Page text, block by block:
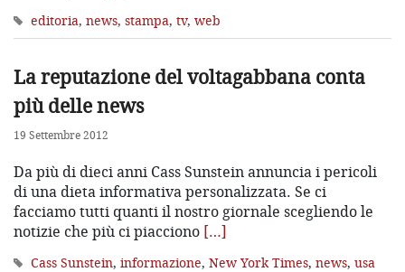
editoria, news, stampa, tv, web
La reputazione del voltagabbana conta
più delle news
19 Settembre 2012
Da più di dieci anni Cass Sunstein annuncia i pericoli
di una dieta informativa personalizzata. Se ci
facciamo tutti quanti il nostro giornale scegliendo le
notizie che più ci piacciono […]
Cass Sunstein, informazione, New York Times, news, usa